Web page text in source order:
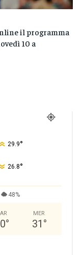
29.9°
26.8°
48%
°
MER
31 °
il programma
10 a